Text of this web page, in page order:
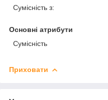
Сумісність з:
Основні атрибути
Сумісність
Приховати